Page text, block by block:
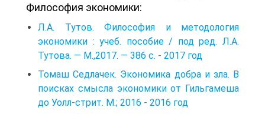
Философия экономики:
Л.А. Тутов. Философия и методология
экономики : учеб. пособие / под ред. Л.А.
Тутова. — М.,2017. — 386 с. - 2017 год
Томаш Седлачек. Экономика добра и зла. В
поисках смысла экономики от Гильгамеша
до Уолл‑стрит. М.; 2016 - 2016 год